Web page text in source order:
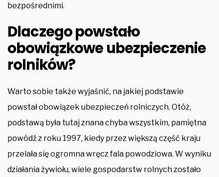
bezpośrednimi.
Dlaczego powstało
obowiązkowe ubezpieczenie
rolników?
Warto sobie także wyjaśnić, na jakiej podstawie
powstał obowiązek ubezpieczeń rolniczych. Otóż,
podstawą była tutaj znana chyba wszystkim, pamiętna
powódź z roku 1997, kiedy przez większą część kraju
przelała się ogromna wręcz fala powodziowa. W wyniku
działania żywiołu, wiele gospodarstw rolnych zostało